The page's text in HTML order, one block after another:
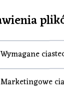
Wymagane
Marketingowe